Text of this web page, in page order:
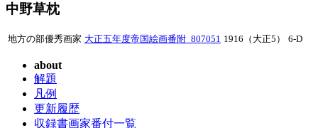
中野草枕
地方の部優秀画家 大正五年度帝国絵画番附_807051 1916（大正5） 6-D
about
解題
凡例
更新履歴
収録書画家番付一覧